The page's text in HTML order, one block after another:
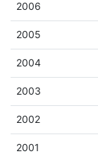
2006
2005
2004
2003
2002
2001